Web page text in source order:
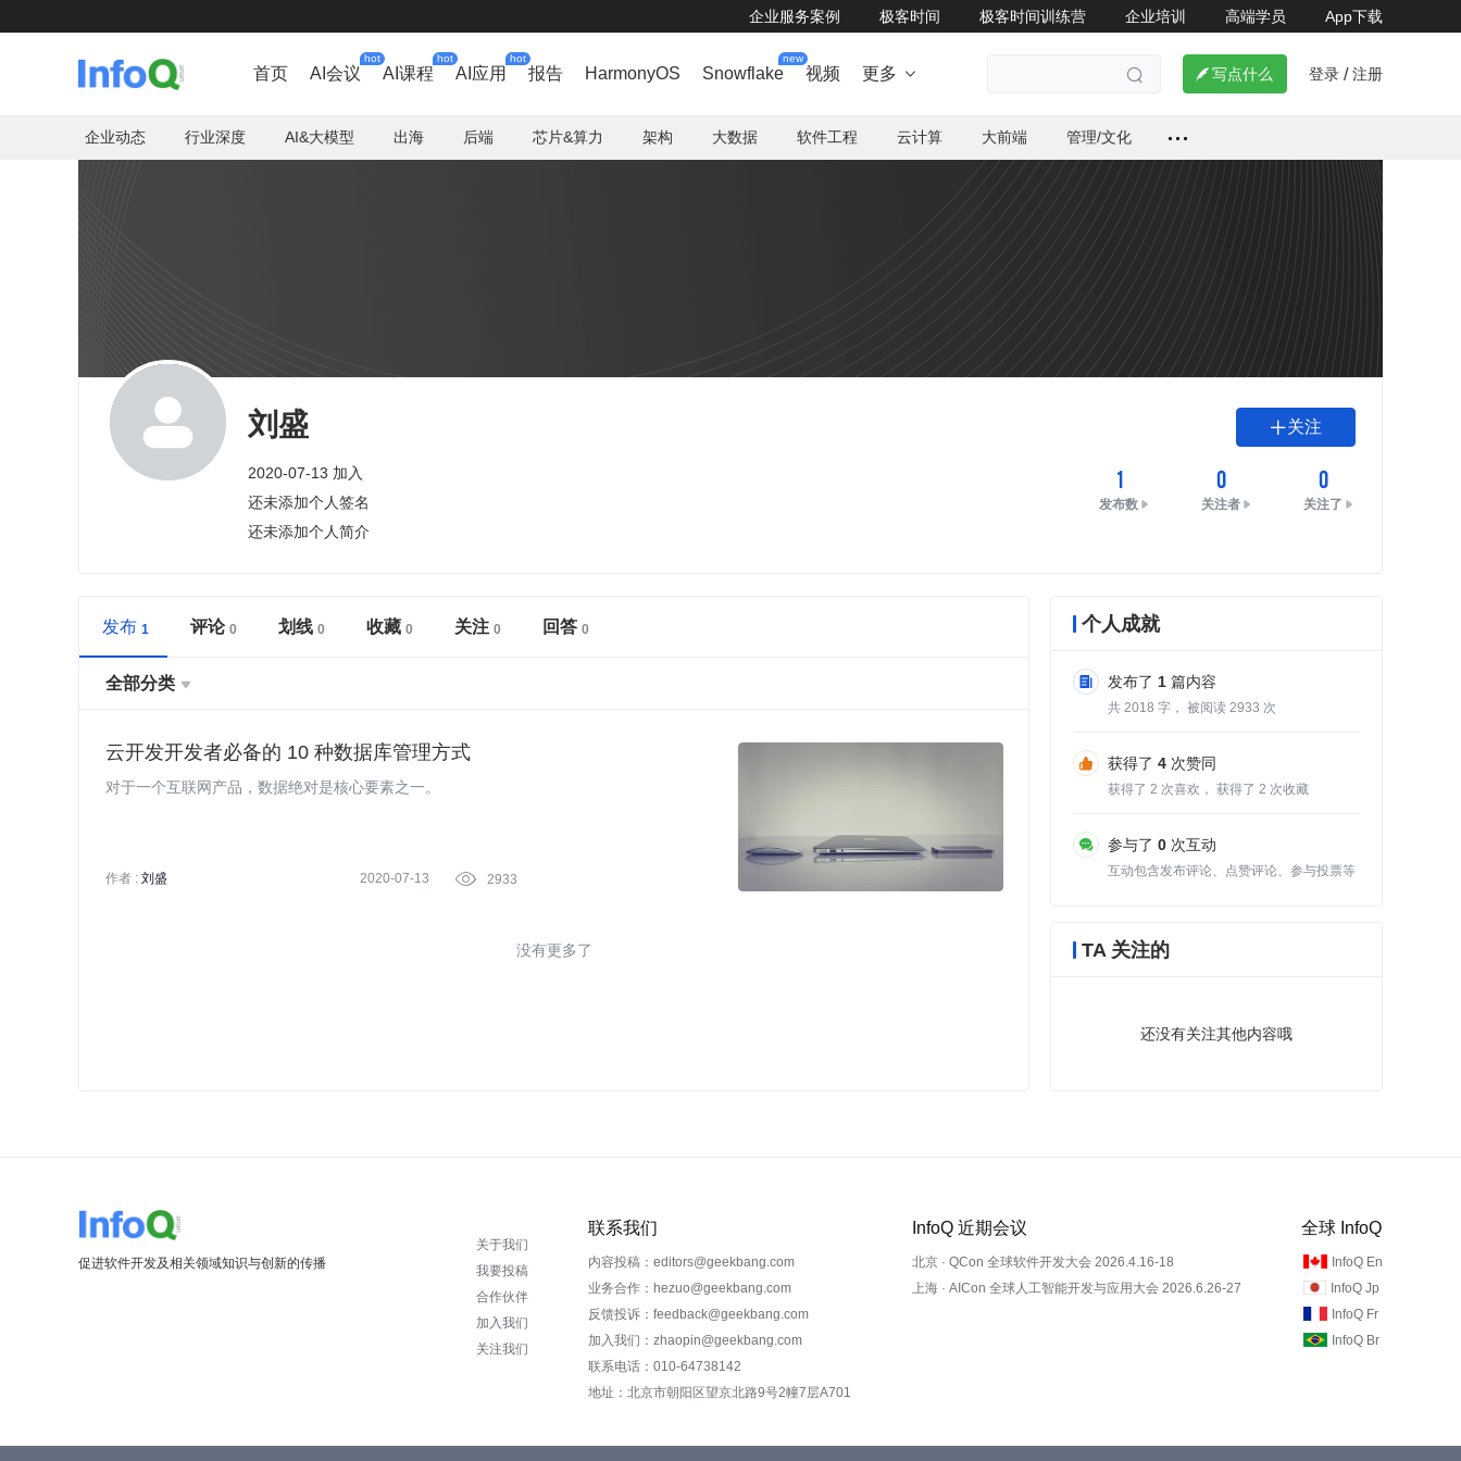
企业服务案例 极客时间 极客时间训练营 企业培训 高端学员 App下载
首页 AI会议
hot
AI课程
hot
AI应用
hot
报告 HarmonyOS Snowflake
new
视频 更多    写点什么 登录 / 注册
企业动态 行业深度 AI&大模型 出海 后端 芯片&算力 架构 大数据 软件工程 云计算 大前端 管理/文化
刘盛
2020-07-13 加入
还未添加个人签名
还未添加个人简介
关注
1
发布数
0
关注者
0
关注了
发布 评论 划线 收藏 关注 回答
全部分类 
云开发开发者必备的 10 种数据库管理方式
对于一个互联网产品，数据绝对是核心要素之一。
作者 : 刘盛 2020-07-13  2933
没有更多了
个人成就
发布了 1 篇内容
共 2018 字， 被阅读 2933 次
获得了 4 次赞同
获得了 2 次喜欢， 获得了 2 次收藏
参与了 0 次互动
互动包含发布评论、点赞评论、参与投票等
TA 关注的
还没有关注其他内容哦
促进软件开发及相关领域知识与创新的传播
关于我们
我要投稿
合作伙伴
加入我们
关注我们
联系我们
内容投稿：editors@geekbang.com
业务合作：hezuo@geekbang.com
反馈投诉：feedback@geekbang.com
加入我们：zhaopin@geekbang.com
联系电话：010-64738142
地址：北京市朝阳区望京北路9号2幢7层A701
InfoQ 近期会议
北京 · QCon 全球软件开发大会 2026.4.16-18
上海 · AICon 全球人工智能开发与应用大会 2026.6.26-27
全球 InfoQ
InfoQ En
InfoQ Jp
InfoQ Fr
InfoQ Br